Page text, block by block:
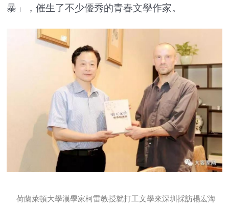
暴」，催生了不少優秀的青春文學作家。
荷蘭萊頓大學漢學家柯雷教授就打工文學來深圳採訪楊宏海